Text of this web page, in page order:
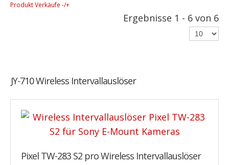
Produkt Verkäufe -/+
Ergebnisse 1 - 6 von 6
JY-710 Wireless Intervallauslöser
Pixel TW-283 S2 pro Wireless Intervallauslöser